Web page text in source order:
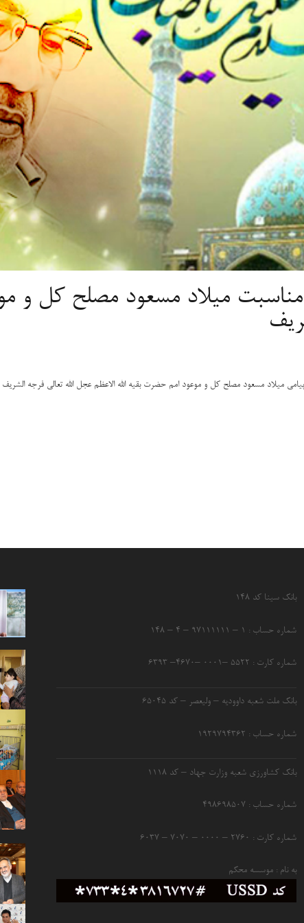
مناسبت میلاد مسعود مصلح کل و
میلاد مسعود مصلح کل و موعود امم حضرت بقیه اللهالاعظم عجل الله تعالی فرجه
بانک سینا کد ۱۴۸
شماره حساب : ۱ – ۹۷۱۱۱۱۱۱ – ۴ – ۱۴۸
شماره کارت : ۵۵۲۲ –۰۰۰۱ –۴۶۷۰– ۶۳۹۳
بانک ملت شعبه داوودیه – ولیعصر – کد ۶۵۰۴۵
شماره حساب : ۱۹۲۹۷۹۴۳۶۲
بانک کشاورزی شعبه وزارت جهاد – کد 1118
شماره حساب : ۴۹۸۶۹۸۵۰۷
شماره کارت : ۲۷۶۰ – ۰۰۰۰ – ۷۰۷۰ – ۶۰۳۷
به نام : موسسه محکم